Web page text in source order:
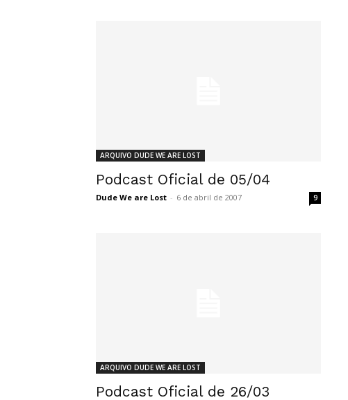
ARQUIVO DUDE WE ARE LOST
Podcast Oficial de 05/04
Dude We are Lost - 6 de abril de 2007 9
ARQUIVO DUDE WE ARE LOST
Podcast Oficial de 26/03